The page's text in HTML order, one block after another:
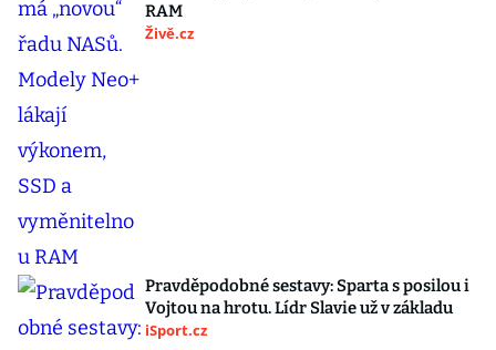
RAM
Živě.cz
Pravděpodobné sestavy: Sparta s posilou i
Vojtou na hrotu. Lídr Slavie už v základu
iSport.cz